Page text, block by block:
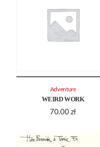
WEIRD WORK
70.00 zł
Adventure